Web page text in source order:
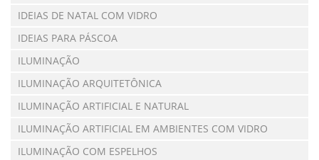
IDEIAS DE NATAL COM VIDRO
IDEIAS PARA PÁSCOA
ILUMINAÇÃO
ILUMINAÇÃO ARQUITETÔNICA
ILUMINAÇÃO ARTIFICIAL E NATURAL
ILUMINAÇÃO ARTIFICIAL EM AMBIENTES COM VIDRO
ILUMINAÇÃO COM ESPELHOS